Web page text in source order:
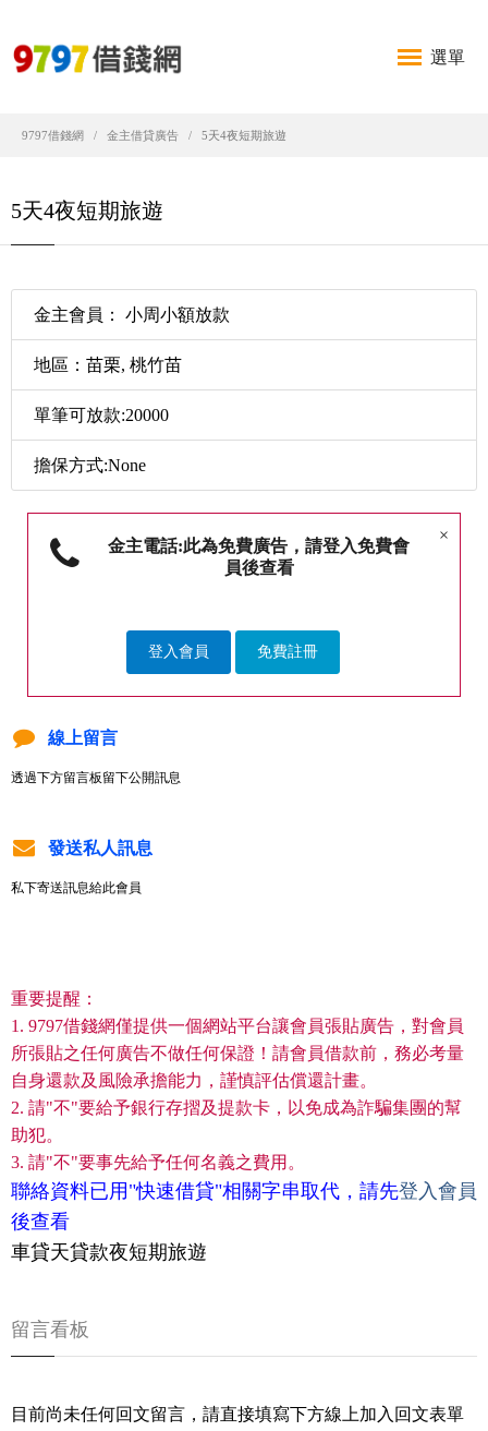
選單
9797借錢網 金主借貸廣告 5天4夜短期旅遊
5天4夜短期旅遊
金主會員： 小周小額放款
地區：苗栗, 桃竹苗
單筆可放款:20000
擔保方式:None
×
金主電話:此為免費廣告，請登入免費會
員後查看
登入會員 免費註冊
線上留言
透過下方留言板留下公開訊息
發送私人訊息
私下寄送訊息給此會員
重要提醒：
1. 9797借錢網僅提供一個網站平台讓會員張貼廣告，對會員
所張貼之任何廣告不做任何保證！請會員借款前，務必考量
自身還款及風險承擔能力，謹慎評估償還計畫。
2. 請"不"要給予銀行存摺及提款卡，以免成為詐騙集團的幫
助犯。
3. 請"不"要事先給予任何名義之費用。
聯絡資料已用"快速借貸"相關字串取代，請先登入會員
後查看
車貸天貸款夜短期旅遊
留言看板
目前尚未任何回文留言，請直接填寫下方線上加入回文表單